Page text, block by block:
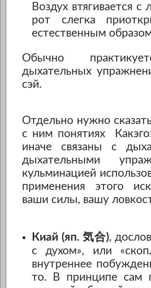
Воздух втягивается
рот слегка
естественным
Обычно
дыхательных
сэй.
Отдельно нужно
с ним понятиях
иначе связаны с
дыхательными
кульминацией
применения этого
ваши силы, вашу
Киай (яп. 気合),
с духом», или
внутреннее
то. В принципе сам